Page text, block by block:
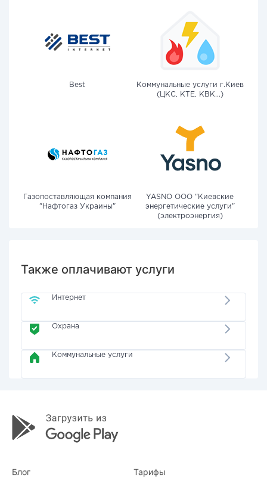
Best
Коммунальные услуги г.Киев
(ЦКС, КТЕ, КВК...)
Газопоставляющая компания
"Нафтогаз Украины"
YASNO OOO "Киевские
энергетические услуги"
(электроэнергия)
Также оплачивают услуги
Интернет
Охрана
Коммунальные услуги
Блог Тарифы